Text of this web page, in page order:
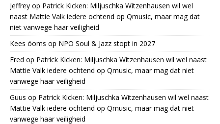
Jeffrey op Patrick Kicken: Miljuschka Witzenhausen wil wel
naast Mattie Valk iedere ochtend op Qmusic, maar mag dat
niet vanwege haar veiligheid
Kees öoms op NPO Soul & Jazz stopt in 2027
Fred op Patrick Kicken: Miljuschka Witzenhausen wil wel naast
Mattie Valk iedere ochtend op Qmusic, maar mag dat niet
vanwege haar veiligheid
Guus op Patrick Kicken: Miljuschka Witzenhausen wil wel naast
Mattie Valk iedere ochtend op Qmusic, maar mag dat niet
vanwege haar veiligheid